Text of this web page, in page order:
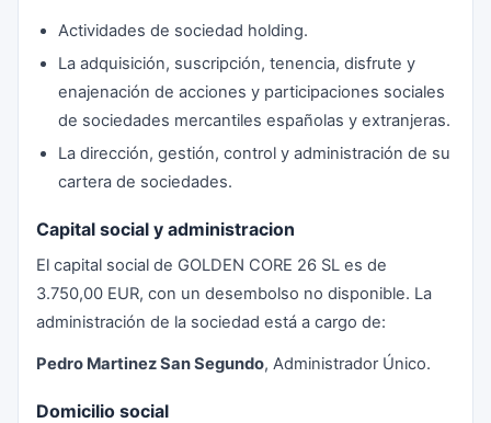
Actividades de sociedad holding.
La adquisición, suscripción, tenencia, disfrute y
enajenación de acciones y participaciones sociales
de sociedades mercantiles españolas y extranjeras.
La dirección, gestión, control y administración de su
cartera de sociedades.
Capital social y administracion
El capital social de GOLDEN CORE 26 SL es de
3.750,00 EUR, con un desembolso no disponible. La
administración de la sociedad está a cargo de:
Pedro Martinez San Segundo, Administrador Único.
Domicilio social